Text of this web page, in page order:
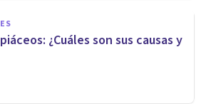
¿Cuáles son sus causas y